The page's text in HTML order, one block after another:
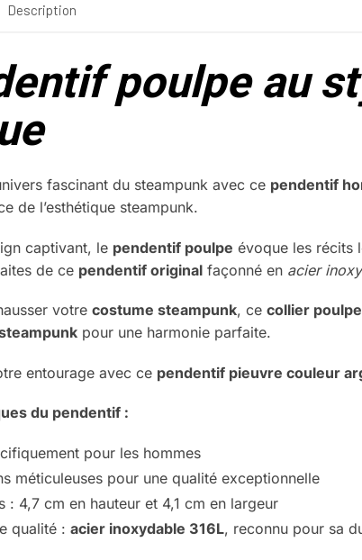
Description
poulpe au
fascinant du steampunk avec ce pendentif
de l’esthétique steampunk.
captivant, le pendentif poulpe évoque les récits
de ce pendentif original façonné en acier
votrecostume steampunk, cecollier
pour une harmonie parfaite.
entourage avec ce pendentif pieuvre couleur
du pendentif :
pour les hommes
méticuleuses pour une qualité exceptionnelle
: 4,7 cm en hauteur et 4,1 cm en largeur
qualité :acier inoxydable 316L, reconnu pour sa